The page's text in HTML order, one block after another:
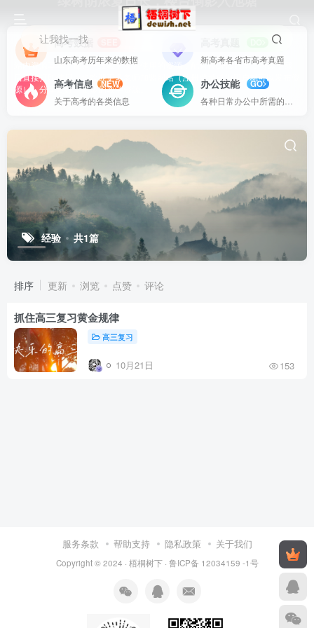
让我找一找
站内资源基本上都是一线教学实际使用的资源，配有WORD版本，可以下载
后直接打印使用。也欢迎更多老师加盟网站（注册登录成为用户就可以发布资
源），分享更好、更多的教学资源。
高考数据
山东高考历年来的数据
新高考各省市高考真题
高考信息
NEW
关于高考的各类信息
办公技能
GO
经验 共1篇
排序 更新 浏览 点赞 评论
抓住高三复习黄金规律
高三复习
10月21日 153
服务条款 帮助支持 隐私政策 关于我们
Copyright © 2024 · 梧桐树下· 鲁ICP备 12034159 -1号